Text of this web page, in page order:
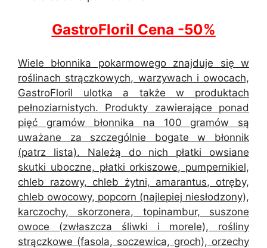
GastroFloril Cena -50%
Wiele błonnika pokarmowego znajduje się w
roślinach strączkowych, warzywach i owocach,
GastroFloril ulotka a także w produktach
pełnoziarnistych. Produkty zawierające ponad
pięć gramów błonnika na 100 gramów są
uważane za szczególnie bogate w błonnik
(patrz lista). Należą do nich płatki owsiane
skutki uboczne, płatki orkiszowe, pumpernikiel,
chleb razowy, chleb żytni, amarantus, otręby,
chleb owocowy, popcorn (najlepiej niesłodzony),
karczochy, skorzonera, topinambur, suszone
owoce (zwłaszcza śliwki i morele), rośliny
strączkowe (fasola, soczewica, groch), orzechy